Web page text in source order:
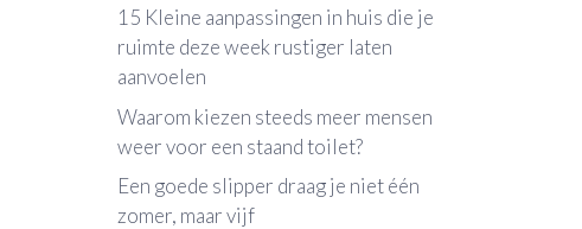
15 Kleine aanpassingen in huis die je
ruimte deze week rustiger laten
aanvoelen
Waarom kiezen steeds meer mensen
weer voor een staand toilet?
Een goede slipper draag je niet één
zomer, maar vijf